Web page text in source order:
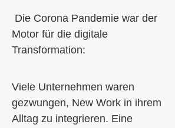
Die Corona Pandemie war der
Motor für die digitale
Transformation:
Viele Unternehmen waren
gezwungen, New Work in ihrem
Alltag zu integrieren. Eine